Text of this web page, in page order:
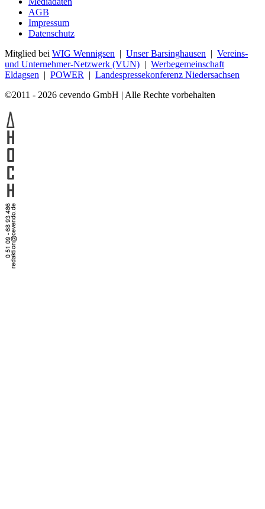
AGB
Impressum
Datenschutz
Mitglied bei WIG Wennigsen | Unser Barsinghausen | Vereins-
und Unternehmer-Netzwerk (VUN) | Werbegemeinschaft
Eldagsen | POWER | Landespressekonferenz Niedersachsen
©2011 - 2026 cevendo GmbH | Alle Rechte vorbehalten